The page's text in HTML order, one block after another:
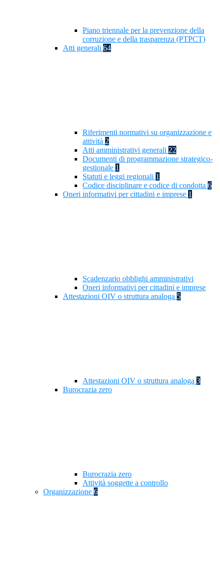
Piano triennale per la prevenzione della
corruzione e della trasparenza (PTPCT)
Atti generali 64
Riferimenti normativi su organizzazione e
attività 2
Atti amministrativi generali 22
Documenti di programmazione strategico-
gestionale 1
Statuti e leggi regionali 1
Codice disciplinare e codice di condotta 6
Oneri informativi per cittadini e imprese 1
Scadenzario obblighi amministrativi
Oneri informativi per cittadini e imprese
Attestazioni OIV o struttura analoga 5
Attestazioni OIV o struttura analoga 3
Burocrazia zero
Burocrazia zero
Attività soggette a controllo
Organizzazione 6